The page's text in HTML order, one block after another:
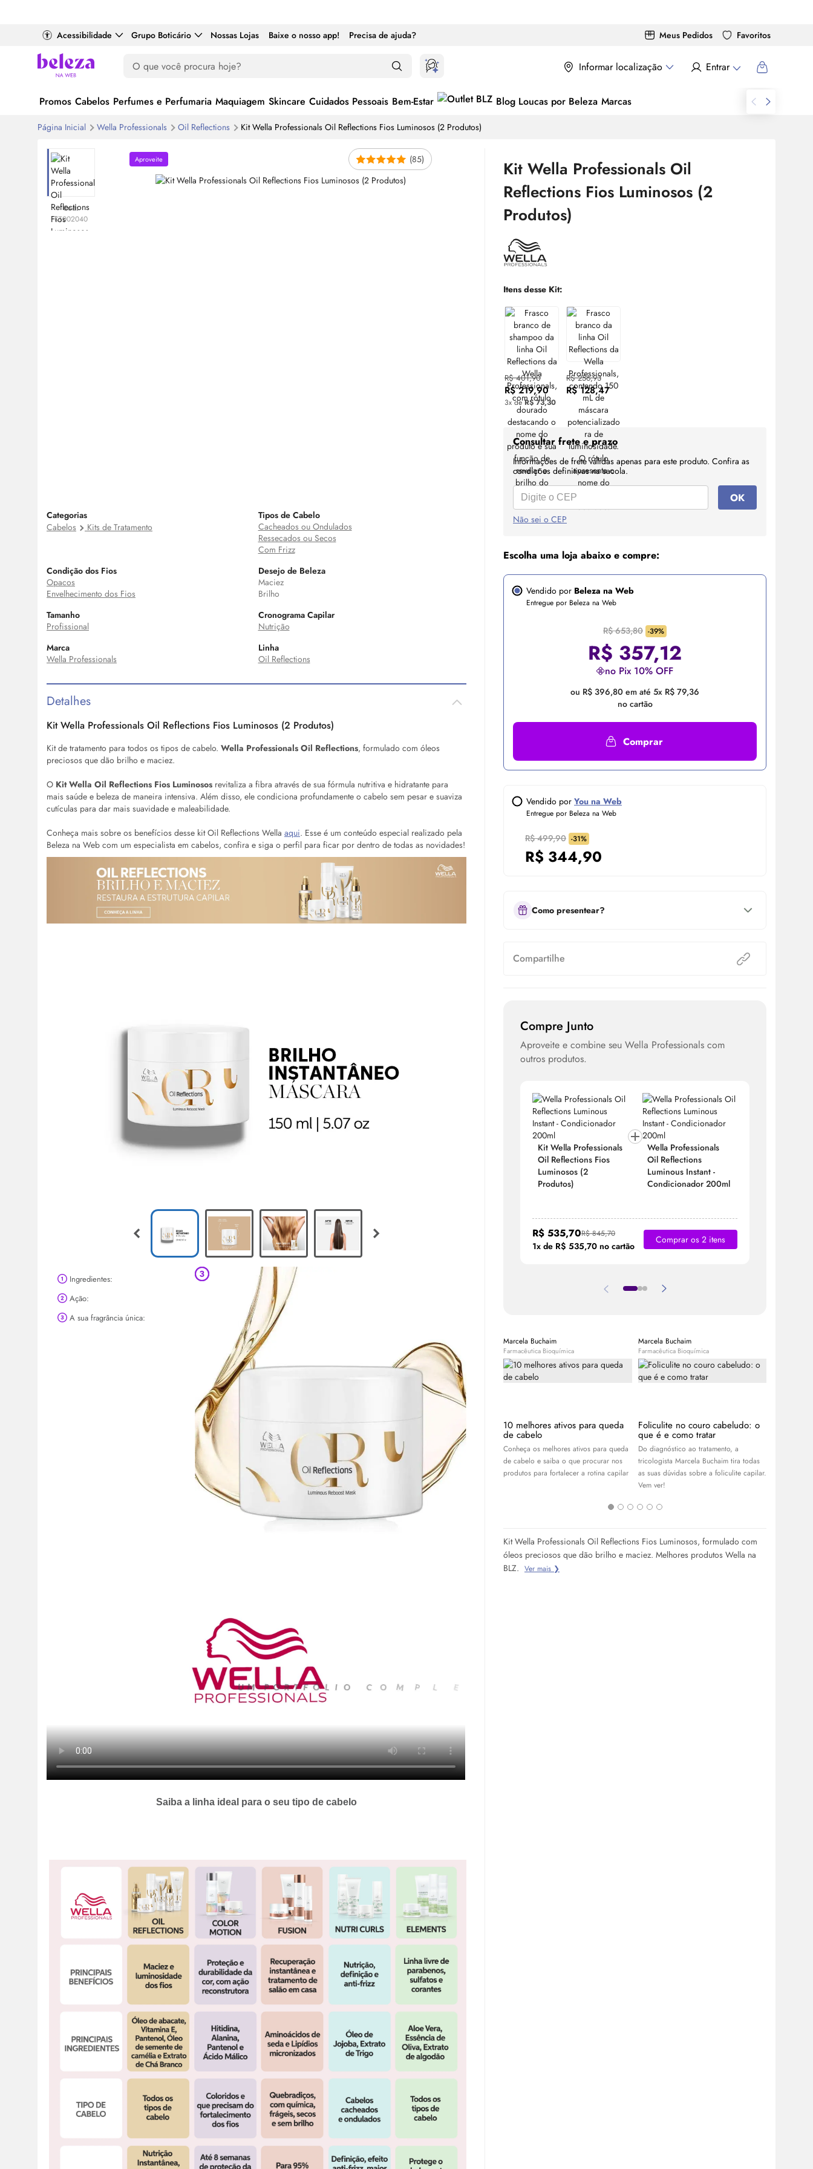
Acessibilidade Grupo Boticário Nossas Lojas Baixe o nosso app! Precisa de ajuda? Meus Pedidos Favoritos
Informar localização Entrar
Promos Cabelos Perfumes e Perfumaria Maquiagem Skincare Cuidados Pessoais Bem-Estar Blog Loucas por Beleza Marcas
Página Inicial Wella Professionals Oil Reflections Kit Wella Professionals Oil Reflections Fios Luminosos (2 Produtos)
Kit Wella Professionals Oil
Reflections Fios Luminosos (2
Produtos)
Itens desse Kit:
R$ 401,90
R$ 219,90
3x deR$ 73,30
R$ 256,93
R$ 128,47
Consultar frete e prazo
Informações de frete válidas apenas para este produto. Confira as
condições definitivas na sacola.
OK
Não sei o CEP
Escolha uma loja abaixo e compre:
Vendido por Beleza na Web
Entregue por Beleza na Web
R$ 653,80 -39%
R$ 357,12
no Pix 10% OFF
ou R$ 396,80 em até 5x R$ 79,36
no cartão
Comprar
Vendido por You na Web
Entregue por Beleza na Web
R$ 499,90 -31%
R$ 344,90
Como presentear?
Compartilhe
Compre Junto
Aproveite e combine seu Wella Professionals com
outros produtos.
Kit Wella Professionals
OilReflections Fios
Luminosos (2
Produtos)
Wella Professionals
Oil Reflections
Luminous Instant -
Condicionador 200ml
R$ 845,70
R$ 535,70
1x de R$ 535,70 no cartão
Comprar os 2 itens
Marcela Buchaim
Farmacêutica Bioquímica
10 melhores ativos para queda
de cabelo
Conheça os melhores ativos para queda
de cabelo e saiba o que procurar nos
produtos para fortalecer a rotina capilar
Marcela Buchaim
Farmacêutica Bioquímica
Foliculite no couro cabeludo: o
que é e como tratar
Do diagnóstico ao tratamento, a
tricologista Marcela Buchaim tira todas
as suas dúvidas sobre a foliculite capilar.
Vem ver!
Kit Wella Professionals Oil Reflections Fios Luminosos, formulado com
óleos preciosos que dão brilho e maciez. Melhores produtos Wella na
BLZ. Ver mais ❯
Aproveite (85)
Cod:
KT002040
Categorias
Cabelos
Kits de Tratamento
Tipos de Cabelo
Cacheados ou Ondulados
Ressecados ou Secos
Com Frizz
Condição dos Fios
Opacos
Envelhecimento dos Fios
Desejo de Beleza
Maciez
Brilho
Tamanho
Profissional
Cronograma Capilar
Nutrição
Marca
Wella Professionals
Linha
Oil Reflections
Detalhes
Kit Wella Professionals Oil Reflections Fios Luminosos (2 Produtos)
Kit de tratamento para todos os tipos de cabelo. Wella Professionals Oil Reflections, formulado com óleos
preciosos que dão brilho e maciez.
O Kit Wella Oil Reflections Fios Luminosos revitaliza a fibra através de sua fórmula nutritiva e hidratante para
mais saúde e beleza de maneira intensiva. Além disso, ele condiciona profundamente o cabelo sem pesar e suaviza
cutículas para dar mais suavidade e maleabilidade.
Conheça mais sobre os benefícios desse kit Oil Reflections Wella aqui. Esse é um conteúdo especial realizado pela
Beleza na Web com um especialista em cabelos, confira e siga o perfil para ficar por dentro de todas as novidades!